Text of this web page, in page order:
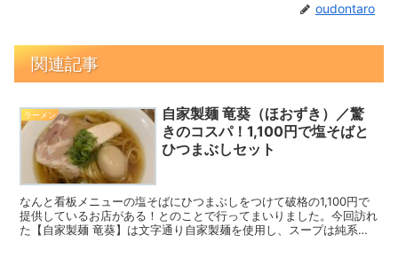
oudontaro
関連記事
ラーメン
自家製麺 竜葵（ほおずき）／驚
きのコスパ！1,100円で塩そばと
ひつまぶしセット
なんと看板メニューの塩そばにひつまぶしをつけて破格の1,100円で
提供しているお店がある！とのことで行ってまいりました。今回訪れ
た【自家製麺 竜葵】は文字通り自家製麺を使用し、スープは純系名